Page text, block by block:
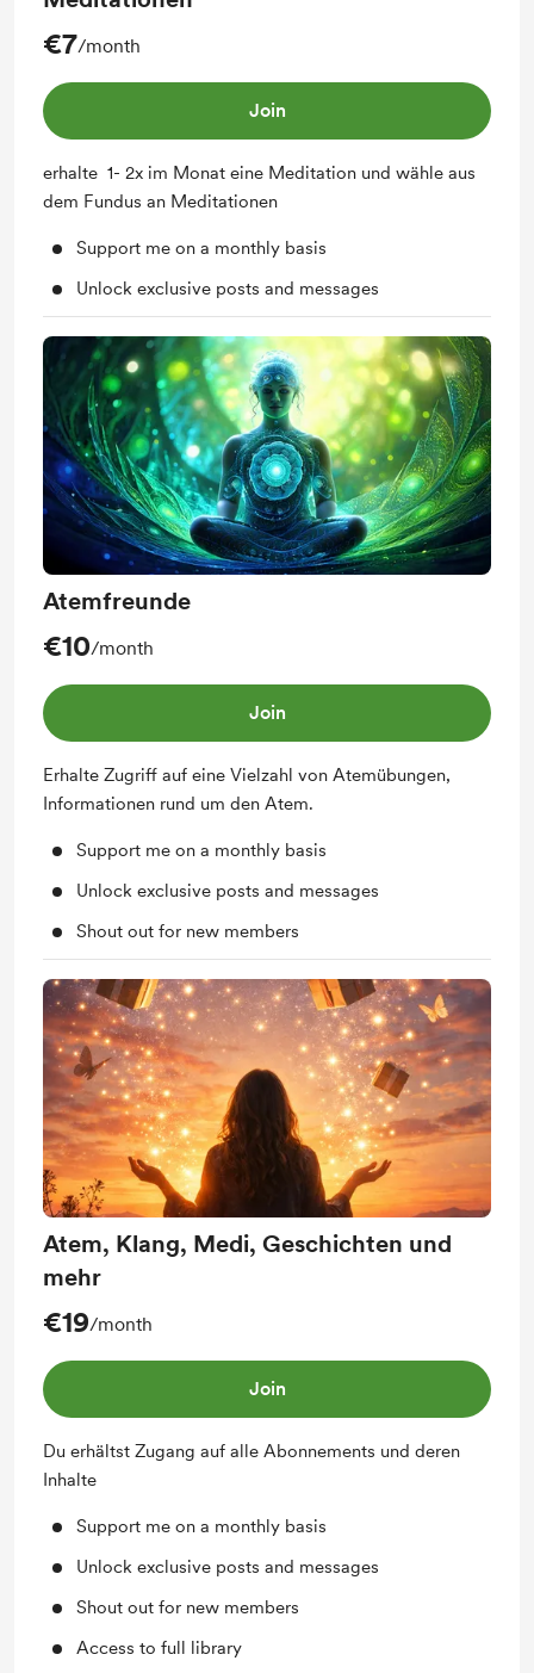
€7/month
Join
erhalte 1- 2x im Monat eine Meditation und wähle aus
dem Fundus an Meditationen
Support me on a monthly basis
Unlock exclusive posts and messages
Atemfreunde
€10/month
Join
Erhalte Zugriff auf eine Vielzahl von Atemübungen,
Informationen rund um den Atem.
Support me on a monthly basis
Unlock exclusive posts and messages
Shout out for new members
Atem, Klang, Medi, Geschichten und
mehr
€19/month
Join
Du erhältst Zugang auf alle Abonnements und deren
Inhalte
Support me on a monthly basis
Unlock exclusive posts and messages
Shout out for new members
Access to full library